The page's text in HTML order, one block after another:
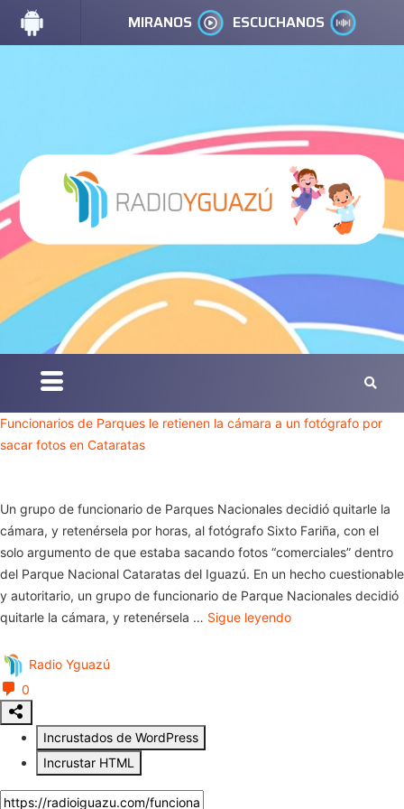
MIRANOS ESCUCHANOS
Funcionarios de Parques le retienen la cámara a un fotógrafo por
sacar fotos en Cataratas
Un grupo de funcionario de Parques Nacionales decidió quitarle la
cámara, y retenérsela por horas, al fotógrafo Sixto Fariña, con el
solo argumento de que estaba sacando fotos “comerciales” dentro
del Parque Nacional Cataratas del Iguazú. En un hecho cuestionable
y autoritario, un grupo de funcionario de Parque Nacionales decidió
quitarle la cámara, y retenérsela … Sigue leyendo
Radio Yguazú
0
Incrustados de WordPress
Incrustar HTML